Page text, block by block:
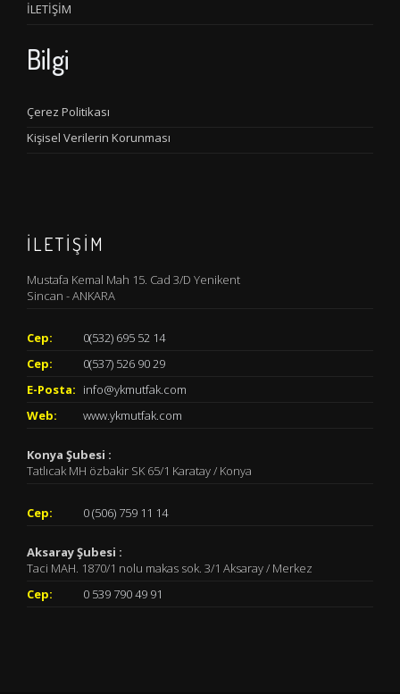
İLETİŞİM
Bilgi
Çerez Politikası
Kişisel Verilerin Korunması
İLETİŞİM
Mustafa Kemal Mah 15. Cad 3/D Yenikent
Sincan - ANKARA
Cep:
0(532) 695 52 14
Cep:
0(537) 526 90 29
E-Posta: info@ykmutfak.com
Web:
www.ykmutfak.com
Konya Şubesi :
Tatlıcak MH özbakir SK 65/1 Karatay / Konya
Cep: 0 (506) 759 11 14
Aksaray Şubesi :
Taci MAH. 1870/1 nolu makas sok. 3/1 Aksaray / Merkez
Cep:
0 539 790 49 91